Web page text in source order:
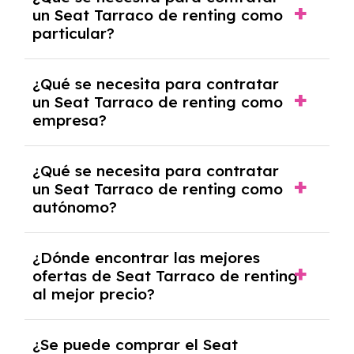
cancelación anticipada. Es importante revisar
las condiciones del contrato y hablar con un
experto que te asesore.
un Seat Tarraco de renting como
particular?
y, en algunos casos, una consulta de solvencia
crediticia y un pago inicial.
¿Qué se necesita para contratar
un Seat Tarraco de renting como
empresa?
documentación financiera y, en algunos
casos, un informe de solvencia de la empresa
y un pago inicial.
¿Qué se necesita para contratar
un Seat Tarraco de renting como
autónomo?
autónomos, justificante de ingresos y, en
algunos casos, un informe fiscal y un pago
inicial.
¿Dónde encontrar las mejores
ofertas de Seat Tarraco de renting
al mejor precio?
mejores ofertas de vehículos de renting con
¿Se puede comprar el Seat